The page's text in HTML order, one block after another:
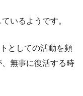
ているようです。
としての活動を頻
無事に復活する時